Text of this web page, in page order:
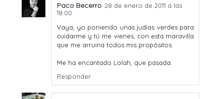
Paco Becerro 28 de enero de 2011 a las
18:00
Vaya, yo poniendo unas judias verdes para
cuidarme y tú me vienes, con esta maravilla
que me arruina todos mis propósitos.
Me ha encantado Lolah, que pasada.
Responder